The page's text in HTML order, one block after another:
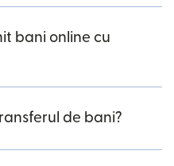
bani online cu
de bani?